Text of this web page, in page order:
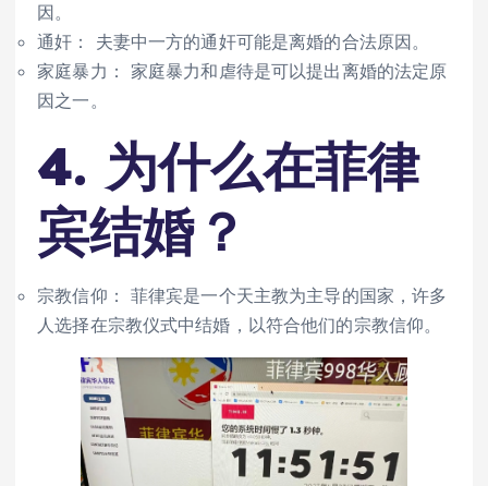
因。
通奸： 夫妻中一方的通奸可能是离婚的合法原因。
家庭暴力： 家庭暴力和虐待是可以提出离婚的法定原
因之一。
4. 为什么在菲律
宾结婚？
宗教信仰： 菲律宾是一个天主教为主导的国家，许多
人选择在宗教仪式中结婚，以符合他们的宗教信仰。